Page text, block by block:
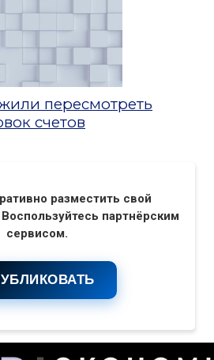
пересмотреть
счетов
разместить свой
партнёрским
сервисом.